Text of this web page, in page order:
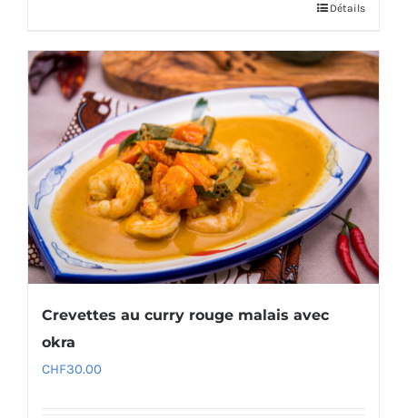
Détails
Crevettes au curry rouge malais avec
okra
CHF30.00